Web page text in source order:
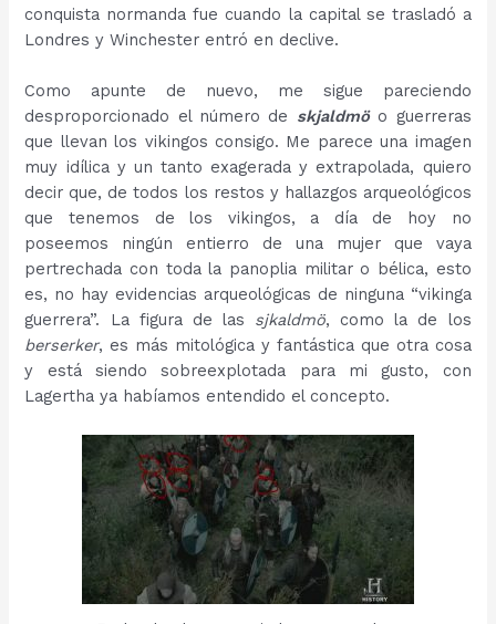
conquista normanda fue cuando la capital se trasladó a
Londres y Winchester entró en declive.
Como apunte de nuevo, me sigue pareciendo
desproporcionado el número de skjaldmöo guerreras
que llevan los vikingos consigo. Me parece una imagen
muy idílica y un tanto exagerada y extrapolada, quiero
decir que, de todos los restos y hallazgos arqueológicos
que tenemos de los vikingos, a día de hoy no
poseemos ningún entierro de una mujer que vaya
pertrechada con toda la panoplia militar o bélica, esto
es, no hay evidencias arqueológicas de ninguna “vikinga
guerrera”. La figura de las sjkaldmö, como la de los
berserker, es más mitológica y fantástica que otra cosa
y está siendo sobreexplotada para mi gusto, con
Lagertha ya habíamos entendido el concepto.